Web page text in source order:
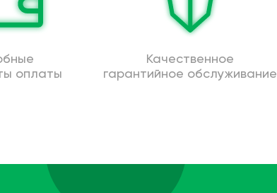
оплаты
Качественное
гарантийное обслуживание